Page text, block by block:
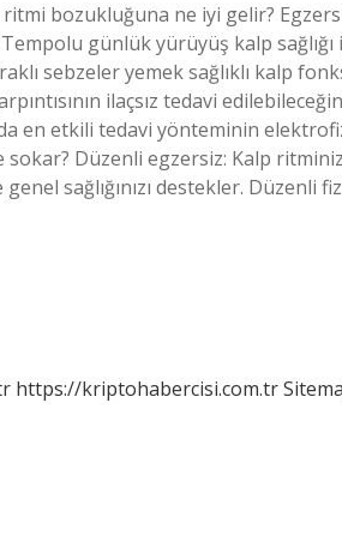
bozukluğuna ne iyi gelir?
günlük yürüyüş kalp sağlığı
sebzeler yemek sağlıklı kalp
ilaçsız tedavi
en etkili tedavi yönteminin
Düzenli egzersiz: Kalp
sağlığınızı destekler. Düzenli
https://kriptohabercisi.com.tr